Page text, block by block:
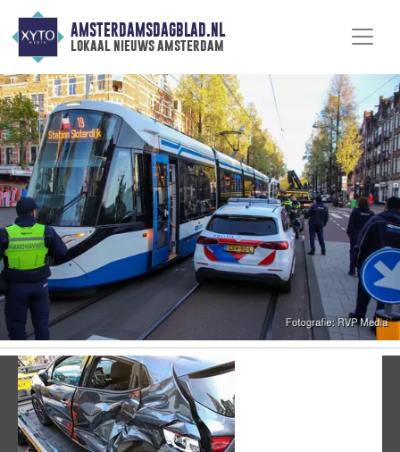
AMSTERDAMSDAGBLAD.NL
lokaal nieuws amsterdam
Vorige